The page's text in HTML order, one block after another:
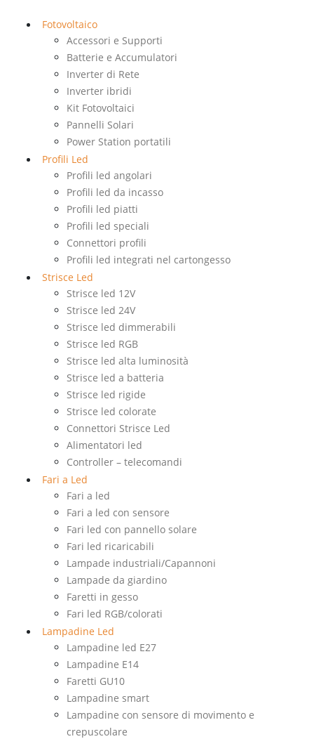
Fotovoltaico
Accessori e Supporti
Batterie e Accumulatori
Inverter di Rete
Inverter ibridi
Kit Fotovoltaici
Pannelli Solari
Power Station portatili
Profili Led
Profili led angolari
Profili led da incasso
Profili led piatti
Profili led speciali
Connettori profili
Profili led integrati nel cartongesso
Strisce Led
Strisce led 12V
Strisce led 24V
Strisce led dimmerabili
Strisce led RGB
Strisce led alta luminosità
Strisce led a batteria
Strisce led rigide
Strisce led colorate
Connettori Strisce Led
Alimentatori led
Controller – telecomandi
Fari a Led
Fari a led
Fari a led con sensore
Fari led con pannello solare
Fari led ricaricabili
Lampade industriali/Capannoni
Lampade da giardino
Faretti in gesso
Fari led RGB/colorati
Lampadine Led
Lampadine led E27
Lampadine E14
Faretti GU10
Lampadine smart
Lampadine con sensore di movimento e
crepuscolare